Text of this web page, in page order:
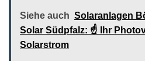
Siehe auch Solaranlagen
Solar Südpfalz: ☝️ Ihr
Solarstrom